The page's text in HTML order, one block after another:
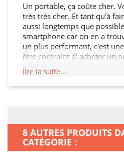
Un portable, ça coûte cher.
très très cher. Et tant qu'à
aussi longtemps que
smartphone car on en a
un plus performant, c'est
être contraint d' acheter un
n'a rien d'une partie de
porte-monnaie ne peut pas
Housse cuir portefeuille, en
avantageusement votre
allez en faire un objet qui
lire la suite...
8 AUTRES PRODUITS
CATÉGORIE :